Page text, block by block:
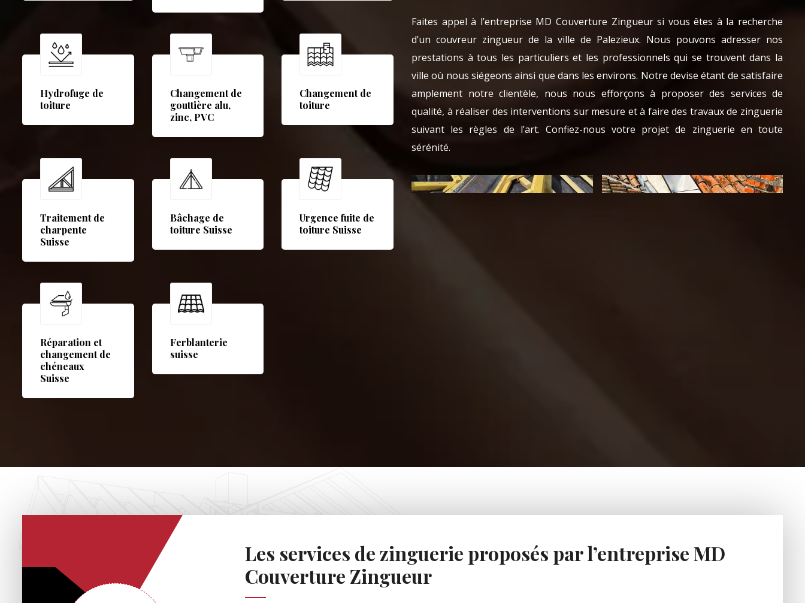
Hydrofuge de
toiture
Changement de
gouttière alu,
zinc, PVC
Changement de
toiture
Traitement de
charpente
Suisse
Bâchage de
toiture Suisse
Urgence fuite de
toiture Suisse
Réparation et
changement de
chéneaux
Suisse
Ferblanterie
suisse
Faites appel à l’entreprise MD Couverture Zingueur si vous êtes à la recherche
d’un couvreur zingueur de la ville de Palezieux. Nous pouvons adresser nos
prestations à tous les particuliers et les professionnels qui se trouvent dans la
ville où nous siégeons ainsi que dans les environs. Notre devise étant de satisfaire
amplement notre clientèle, nous nous efforçons à proposer des services de
qualité, à réaliser des interventions sur mesure et à faire des travaux de zinguerie
suivant les règles de l’art. Confiez-nous votre projet de zinguerie en toute
sérénité.
Les services de zinguerie proposés par l’entreprise MD
Couverture Zingueur